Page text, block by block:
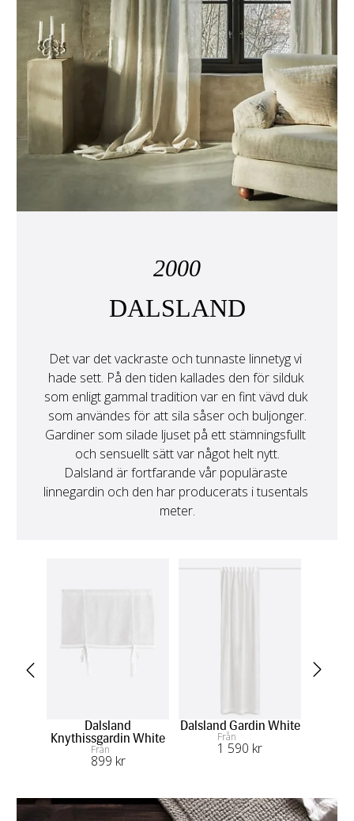
2000
DALSLAND
Det var det vackraste och tunnaste linnetyg vi
hade sett. På den tiden kallades den för silduk
som enligt gammal tradition var en fint vävd duk
som användes för att sila såser och buljonger.
Gardiner som silade ljuset på ett stämningsfullt
och sensuellt sätt var något helt nytt.
Dalsland är fortfarande vår populäraste
linnegardin och den har producerats i tusentals
meter.
Dalsland
Knythissgardin White
Från
899 kr
Dalsland Gardin White
Från
1 590 kr